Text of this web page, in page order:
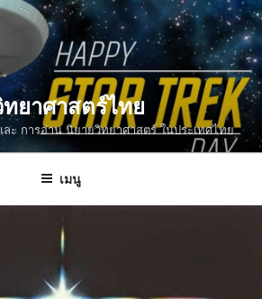
ยาศาสตร์ไทย
ละ การอ่าน นิยายวิทยาศาสตร์ ในประเทศไทย
เมนู